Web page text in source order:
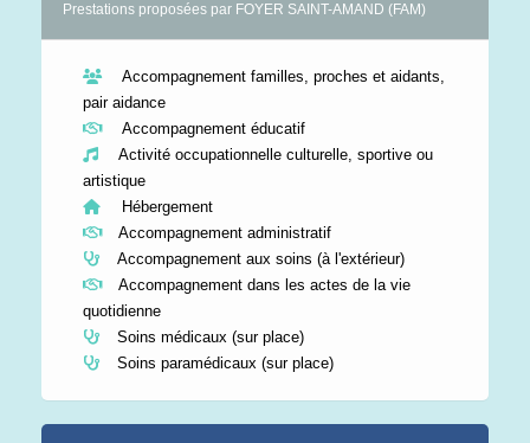
Prestations proposées par FOYER SAINT-AMAND (FAM)
Accompagnement familles, proches et aidants,
pair aidance
Accompagnement éducatif
Activité occupationnelle culturelle, sportive ou
artistique
Hébergement
Accompagnement administratif
Accompagnement aux soins (à l'extérieur)
Accompagnement dans les actes de la vie
quotidienne
Soins médicaux (sur place)
Soins paramédicaux (sur place)